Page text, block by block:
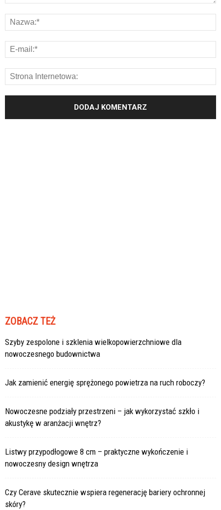
ZOBACZ TEŻ
Szyby zespolone i szklenia wielkopowierzchniowe dla
nowoczesnego budownictwa
Jak zamienić energię sprężonego powietrza na ruch roboczy?
Nowoczesne podziały przestrzeni – jak wykorzystać szkło i
akustykę w aranżacji wnętrz?
Listwy przypodłogowe 8 cm – praktyczne wykończenie i
nowoczesny design wnętrza
Czy Cerave skutecznie wspiera regenerację bariery ochronnej
skóry?